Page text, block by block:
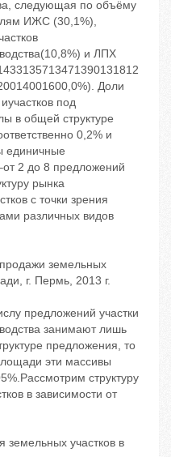
следующая по объёму
ИЖС (30,1%),
и ЛПХ
Доли
под
в общей структуре
0,2% и
единичные
2 до 8 предложений
рынка
с точки зрения
различных видов
земельных
г. Пермь, 2013 г.
предложений участки
занимают лишь
предложения, то
эти массивы
структуру
в зависимости от
земельных участков в